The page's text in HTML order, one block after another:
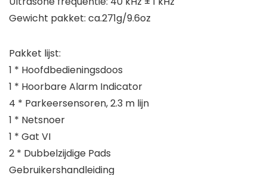
Gewicht pakket: ca.271g/9.6oz
Pakket lijst:
1 * Hoofdbedieningsdoos
1 * Hoorbare Alarm Indicator
4 * Parkeersensoren, 2.3 m lijn
1 * Netsnoer
1 * Gat VI
2 * Dubbelzijdige Pads
Gebruikershandleiding